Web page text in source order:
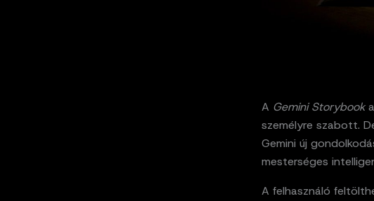
A Gemini Storybooka
személyre szabott.
Gemini új
mesterséges
A felhasználó